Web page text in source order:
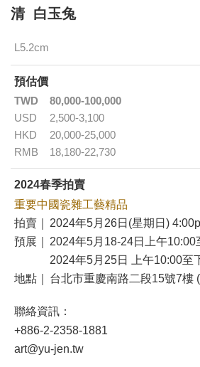
清 白玉兔
L5.2cm
預估價
TWD
80,000-100,000
USD
2,500-3,100
HKD
20,000-25,000
RMB
18,180-22,730
2024春季拍賣
重要中國瓷雜工藝精品
拍賣｜
2024年5月26日(星期日)
預展｜
2024年5月18-24日上午10:00
2024年5月25日 上午10:00至
地點｜
台北市重慶南路二段15號7樓
聯絡資訊：
+886-2-2358-1881
art@yu-jen.tw